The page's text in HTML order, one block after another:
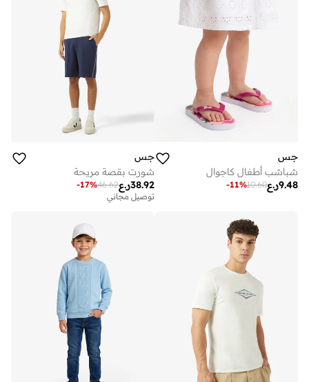
جس
شباشب أطفال كاجوال
ر.ع9.48
10.60
-11%
جس
شورت بقصة مريحة
ر.ع38.92
46.62
-17%
توصيل مجاني